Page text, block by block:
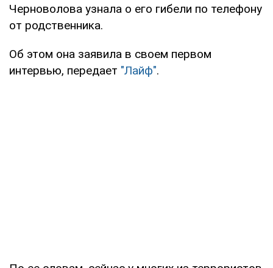
Черноволова узнала о его гибели по телефону
от родственника.
Об этом она заявила в своем первом
интервью, передает "Лайф".